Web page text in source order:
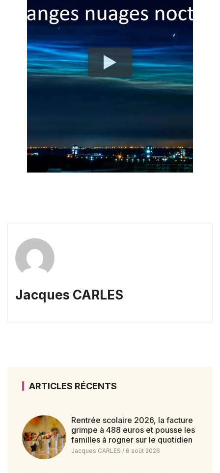
Jacques CARLES
ARTICLES RÉCENTS
Rentrée scolaire 2026, la facture
grimpe à 488 euros et pousse les
familles à rogner sur le quotidien
Jacques CARLES 6 août 2026